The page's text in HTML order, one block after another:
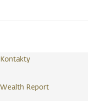
Kontakty
Wealth Report